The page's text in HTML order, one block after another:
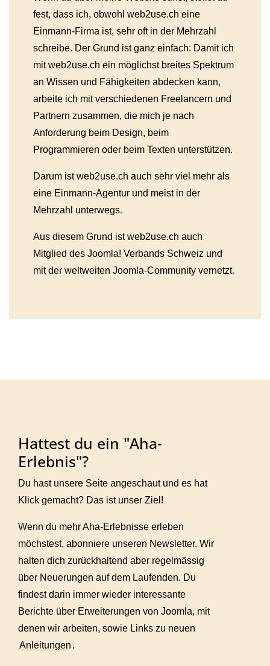
fest, dass ich, obwohl web2use.ch eine
Einmann-Firma ist, sehr oft in der Mehrzahl
schreibe. Der Grund ist ganz einfach: Damit ich
mit web2use.ch ein möglichst breites Spektrum
an Wissen und Fähigkeiten abdecken kann,
arbeite ich mit verschiedenen Freelancern und
Partnern zusammen, die mich je nach
Anforderung beim Design, beim
Programmieren oder beim Texten unterstützen.
Darum ist web2use.ch auch sehr viel mehr als
eine Einmann-Agentur und meist in der
Mehrzahl unterwegs.
Aus diesem Grund ist web2use.ch auch
Mitglied des Joomla! Verbands Schweiz und
mit der weltweiten Joomla-Community vernetzt.
Hattest du ein "Aha-
Erlebnis"?
Du hast unsere Seite angeschaut und es hat
Klick gemacht? Das ist unser Ziel!
Wenn du mehr Aha-Erlebnisse erleben
möchstest, abonniere unseren Newsletter. Wir
halten dich zurückhaltend aber regelmässig
über Neuerungen auf dem Laufenden. Du
findest darin immer wieder interessante
Berichte über Erweiterungen von Joomla, mit
denen wir arbeiten, sowie Links zu neuen
Anleitungen .